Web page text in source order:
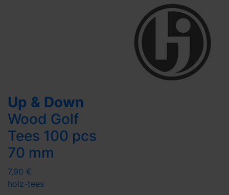
Up & Down
Wood Golf
Tees 100 pcs
70 mm
7,90 €
holz-tees